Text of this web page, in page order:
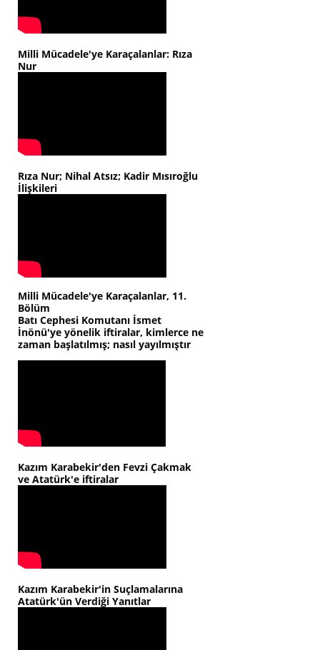
Milli Mücadele'ye Karaçalanlar: Rıza
Nur
Rıza Nur; Nihal Atsız; Kadir Mısıroğlu
İlişkileri
Milli Mücadele'ye Karaçalanlar, 11.
Bölüm
Batı Cephesi Komutanı İsmet
İnönü'ye yönelik iftiralar, kimlerce ne
zaman başlatılmış; nasıl yayılmıştır
Kazım Karabekir'den Fevzi Çakmak
ve Atatürk'e iftiralar
Kazım Karabekir'in Suçlamalarına
Atatürk'ün Verdiği Yanıtlar